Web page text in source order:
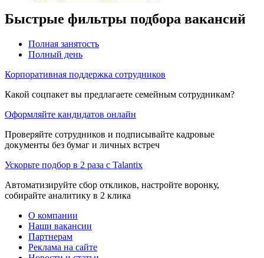
Быстрые фильтры подбора вакансий
Полная занятость
Полный день
Корпоративная поддержка сотрудников
Какой соцпакет вы предлагаете семейным сотрудникам?
Оформляйте кандидатов онлайн
Проверяйте сотрудников и подписывайте кадровые
документы без бумаг и личных встреч
Ускорьте подбор в 2 раза с Talantix
Автоматизируйте сбор откликов, настройте воронку,
собирайте аналитику в 2 клика
О компании
Наши вакансии
Партнерам
Реклама на сайте